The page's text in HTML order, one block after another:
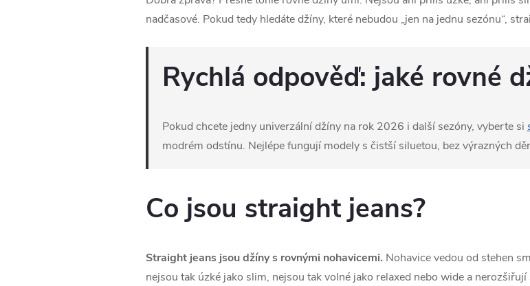
nadčasové. Pokud tedy hledáte džíny, které nebudou „jen na jednu sezónu“,
Rychlá odpověď: jaké rovné
Pokud chcete jedny univerzální džíny na rok 2026 i další sezóny, vyberte si
modrém odstínu. Nejlépe fungují modely s čistší siluetou, bez výrazných
Co jsou straight jeans?
Straight jeans jsou džíny s rovnými nohavicemi. Nohavice vedou od stehen
nejsou tak úzké jako slim, nejsou tak volné jako relaxed nebo wide a